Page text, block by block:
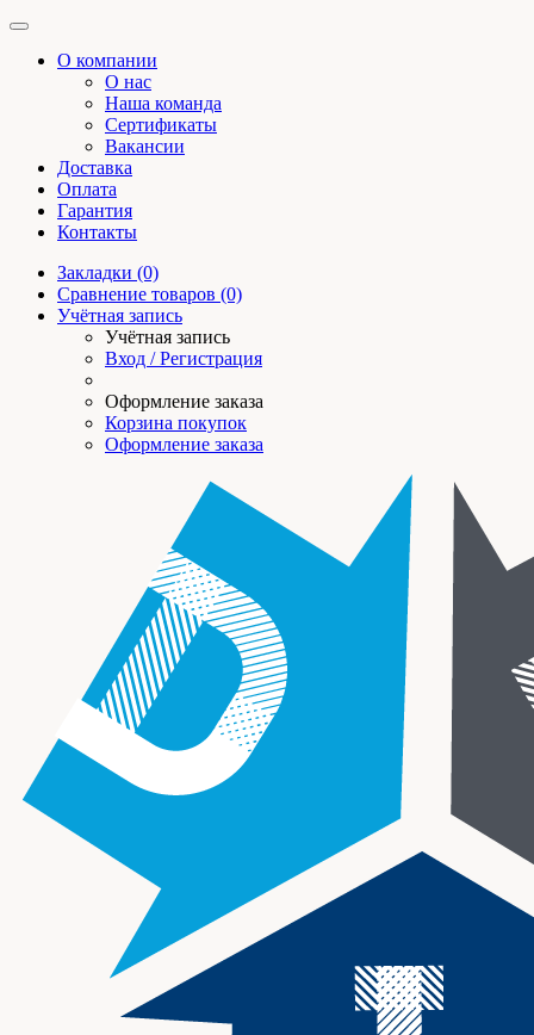
О компании
О нас
Наша команда
Сертификаты
Вакансии
Доставка
Оплата
Гарантия
Контакты
Закладки (0)
Сравнение товаров (0)
Учётная запись
Учётная запись
Вход / Регистрация
Оформление заказа
Корзина покупок
Оформление заказа